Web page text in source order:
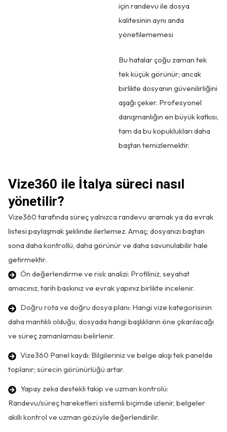
için randevu ile dosya
kalitesinin aynı anda
yönetilememesi
Bu hatalar çoğu zaman tek
tek küçük görünür; ancak
birlikte dosyanın güvenilirliğini
aşağı çeker. Profesyonel
danışmanlığın en büyük katkısı,
tam da bu kopuklukları daha
baştan temizlemektir.
Vize360 ile İtalya süreci nasıl
yönetilir?
Vize360 tarafında süreç yalnızca randevu aramak ya da evrak
listesi paylaşmak şeklinde ilerlemez. Amaç; dosyanızı baştan
sona daha kontrollü, daha görünür ve daha savunulabilir hale
getirmektir.
Ön değerlendirme ve risk analizi: Profiliniz, seyahat
amacınız, tarih baskınız ve evrak yapınız birlikte incelenir.
Doğru rota ve doğru dosya planı: Hangi vize kategorisinin
daha mantıklı olduğu, dosyada hangi başlıkların öne çıkarılacağı
ve süreç zamanlaması belirlenir.
Vize360 Panel kaydı: Bilgileriniz ve belge akışı tek panelde
toplanır; sürecin görünürlüğü artar.
Yapay zeka destekli takip ve uzman kontrolü:
Randevu/süreç hareketleri sistemli biçimde izlenir, belgeler
akıllı kontrol ve uzman gözüyle değerlendirilir.